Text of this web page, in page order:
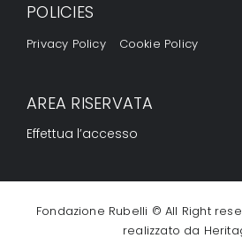
POLICIES
Privacy Policy Cookie Policy
AREA RISERVATA
Effettua l’accesso
Fondazione Rubelli © All Right
realizzato da